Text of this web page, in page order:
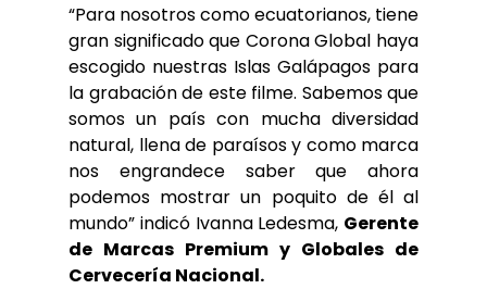
“Para nosotros como ecuatorianos, tiene
gran significado que Corona Global haya
escogido nuestras Islas Galápagos para
la grabación de este filme. Sabemos que
somos un país con mucha diversidad
natural, llena de paraísos y como marca
nos engrandece saber que ahora
podemos mostrar un poquito de él al
mundo” indicó Ivanna Ledesma, Gerente
de Marcas Premium y Globales de
Cervecería Nacional.